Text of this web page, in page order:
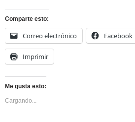
Comparte esto:
Correo electrónico Facebook
Imprimir
Me gusta esto:
Cargando...